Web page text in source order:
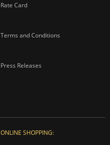
Rate Card
Terms and Conditions
Press Releases
ONLINE SHOPPING: